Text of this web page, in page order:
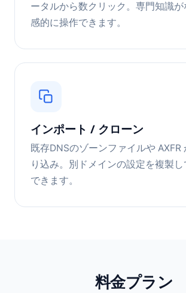
ータルから数クリック。専門知識
感的に操作できます。
インポート / クローン
既存DNSのゾーンファイルや AXFR
り込み。別ドメインの設定を複製
できます。
料金プラン